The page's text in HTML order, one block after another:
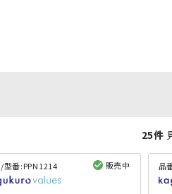
25件
型番:PPN1214
販売中
品